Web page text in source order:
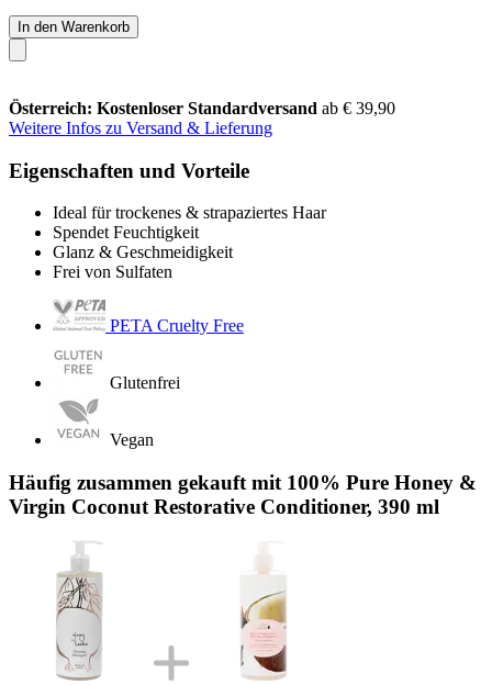
In den Warenkorb
Österreich: Kostenloser Standardversand ab € 39,90
Weitere Infos zu Versand & Lieferung
Eigenschaften und Vorteile
Ideal für trockenes & strapaziertes Haar
Spendet Feuchtigkeit
Glanz & Geschmeidigkeit
Frei von Sulfaten
PETA Cruelty Free
Glutenfrei
Vegan
Häufig zusammen gekauft mit 100% Pure Honey &
Virgin Coconut Restorative Conditioner, 390 ml